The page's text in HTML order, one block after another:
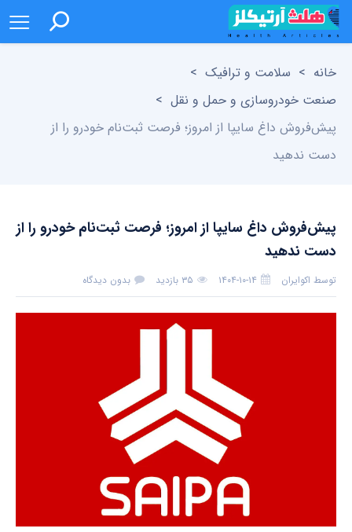
خانه > سلامت و ترافیک >
صنعت خودروسازی و حمل و نقل >
پیش‌فروش داغ سایپا از امروز؛ فرصت ثبت‌نام خودرو را از
دست ندهید
پیش‌فروش داغ سایپا از امروز؛ فرصت ثبت‌نام خودرو را از
دست ندهید
توسط اکوایران ۱۴۰۴-۱۰-۱۴ ۳۵ بازدید بدون دیدگاه